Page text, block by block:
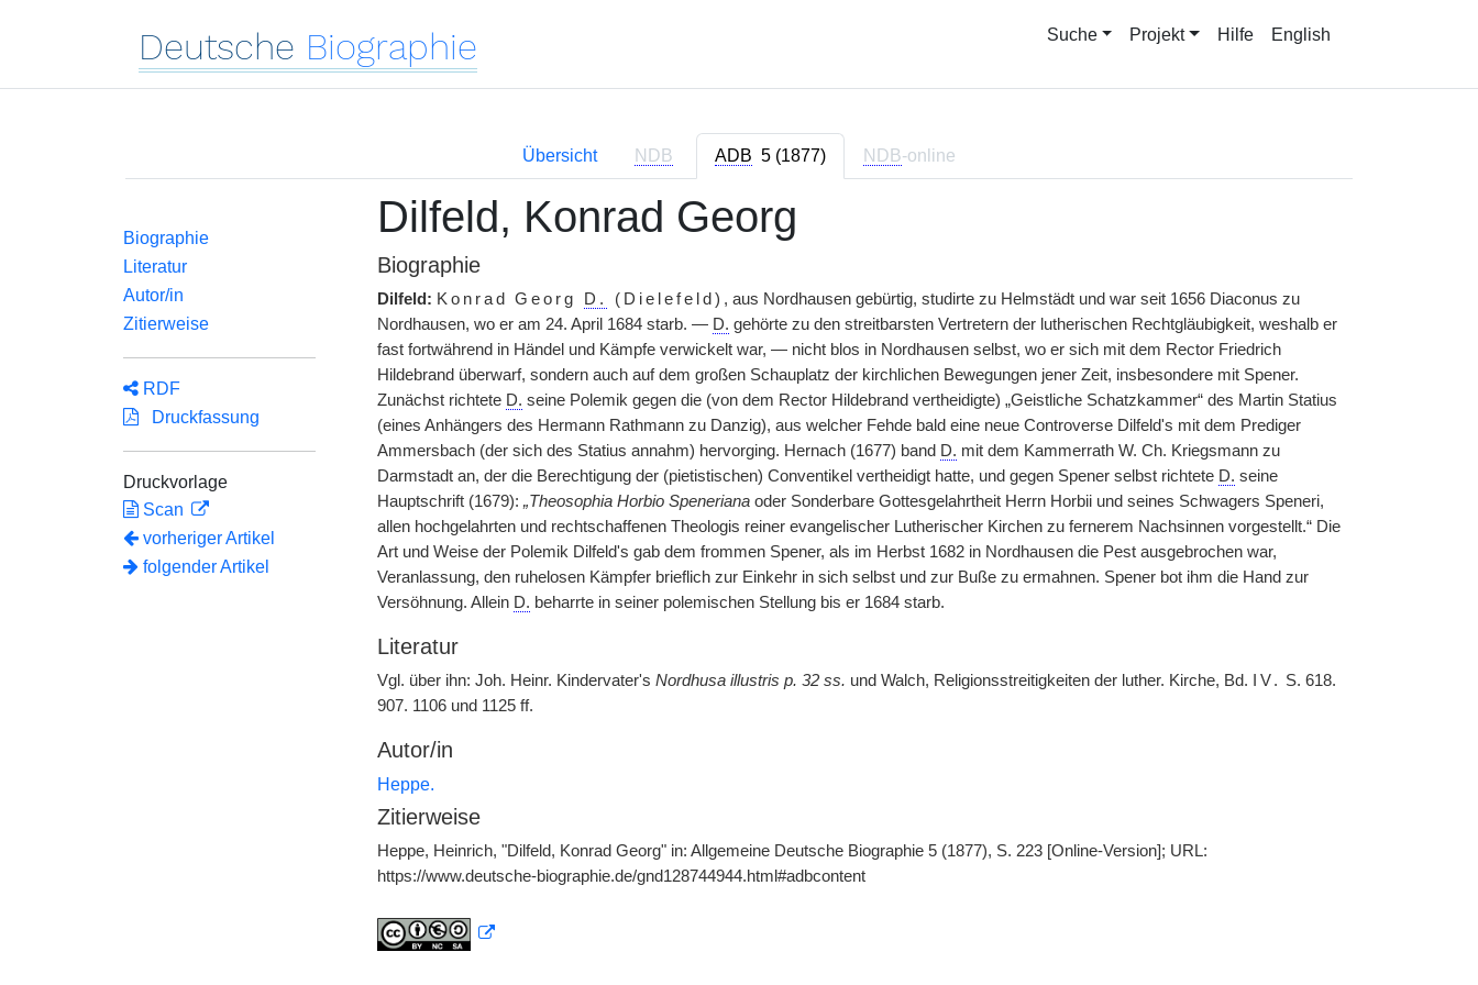
Deutsche Biographie Suche Projekt Hilfe English
Übersicht NDB ADB 5 (1877) NDB-online
Biographie
Literatur
Autor/in
Zitierweise
RDF
Druckfassung
Druckvorlage
Scan
vorheriger Artikel
folgender Artikel
Dilfeld, Konrad Georg
Biographie
Dilfeld: Konrad Georg D. (Dielefeld) , aus Nordhausen gebürtig, studirte zu Helmstädt und war seit 1656 Diaconus zu
Nordhausen, wo er am 24. April 1684 starb. — D. gehörte zu den streitbarsten Vertretern der lutherischen Rechtgläubigkeit, weshalb er
fast fortwährend in Händel und Kämpfe verwickelt war, — nicht blos in Nordhausen selbst, wo er sich mit dem Rector Friedrich
Hildebrand überwarf, sondern auch auf dem großen Schauplatz der kirchlichen Bewegungen jener Zeit, insbesondere mit Spener.
Zunächst richtete D. seine Polemik gegen die (von dem Rector Hildebrand vertheidigte) „Geistliche Schatzkammer“ des Martin Statius
(eines Anhängers des Hermann Rathmann zu Danzig), aus welcher Fehde bald eine neue Controverse Dilfeld's mit dem Prediger
Ammersbach (der sich des Statius annahm) hervorging. Hernach (1677) band D. mit dem Kammerrath W. Ch. Kriegsmann zu
Darmstadt an, der die Berechtigung der (pietistischen) Conventikel vertheidigt hatte, und gegen Spener selbst richtete D. seine
Hauptschrift (1679): „Theosophia Horbio Spenerianaoder Sonderbare Gottesgelahrtheit Herrn Horbii und seines Schwagers Speneri,
allen hochgelahrten und rechtschaffenen Theologis reiner evangelischer Lutherischer Kirchen zu fernerem Nachsinnen vorgestellt.“ Die
Art und Weise der Polemik Dilfeld's gab dem frommen Spener, als im Herbst 1682 in Nordhausen die Pest ausgebrochen war,
Veranlassung, den ruhelosen Kämpfer brieflich zur Einkehr in sich selbst und zur Buße zu ermahnen. Spener bot ihm die Hand zur
Versöhnung. Allein D. beharrte in seiner polemischen Stellung bis er 1684 starb.
Literatur
Vgl. über ihn: Joh. Heinr. Kindervater's Nordhusa illustris p. 32 ss. und Walch, Religionsstreitigkeiten der luther. Kirche, Bd. IV. S. 618.
907. 1106 und 1125 ff.
Autor/in
Heppe.
Zitierweise
Heppe, Heinrich, "Dilfeld, Konrad Georg" in: Allgemeine Deutsche Biographie 5 (1877), S. 223 [Online-Version]; URL:
https://www.deutsche-biographie.de/gnd128744944.html#adbcontent